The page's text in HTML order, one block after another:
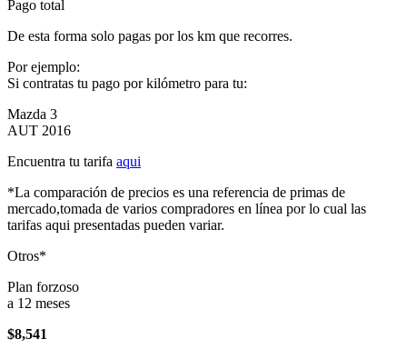
Pago total
De esta forma solo pagas por los km que recorres.
Por ejemplo:
Si contratas tu pago por kilómetro para tu:
Mazda 3
AUT 2016
Encuentra tu tarifa aqui
*La comparación de precios es una referencia de primas de
mercado,tomada de varios compradores en línea por lo cual las
tarifas aqui presentadas pueden variar.
Otros*
Plan forzoso
a 12 meses
$8,541